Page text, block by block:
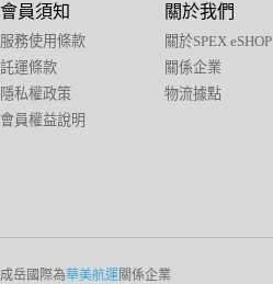
會員須知
服務使用條款
託運條款
隱私權政策
會員權益說明
關於我們
關於SPEX eSHOP
關係企業
物流據點
成岳國際為華美航運關係企業